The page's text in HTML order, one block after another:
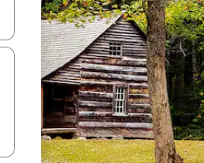
os usando as seta para cima e